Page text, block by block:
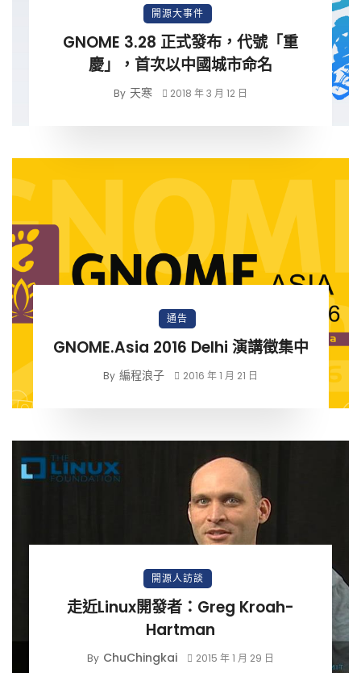
開源大事件
GNOME 3.28 正式發布，代號「重
慶」，首次以中國城市命名
By 天寒 2018 年 3 月 12 日
通告
GNOME.Asia 2016 Delhi 演講徵集中
By 編程浪子 2016 年 1 月 21 日
開源人訪談
走近Linux開發者：Greg Kroah-
Hartman
By ChuChingkai 2015 年 1 月 29 日